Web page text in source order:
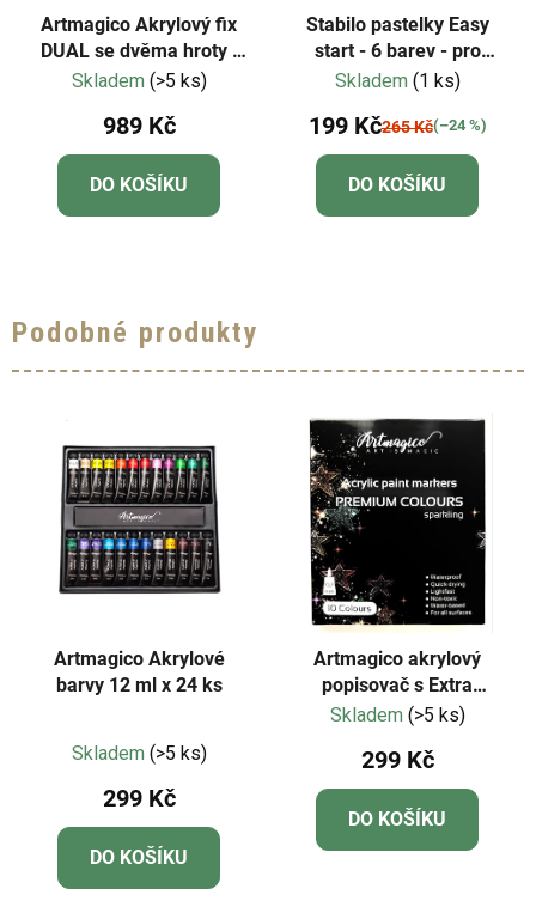
Artmagico Akrylový fix
DUAL se dvěma hroty |
80326
Skladem (>5 ks)
989 Kč
DO KOŠÍKU
Stabilo pastelky Easy
start - 6 barev - pro
LEVÁKY
Skladem (1 ks)
199 Kč265 Kč(–24 %)
DO KOŠÍKU
Podobné produkty
Artmagico Akrylové
barvy 12 ml x 24 ks
hodnocení
produktu
je
5,0
z
Skladem (>5 ks)
299 Kč
DO KOŠÍKU
Artmagico akrylový
popisovač s Extra
jemným hrotem
Skladem (>5 ks)
299 Kč
DO KOŠÍKU